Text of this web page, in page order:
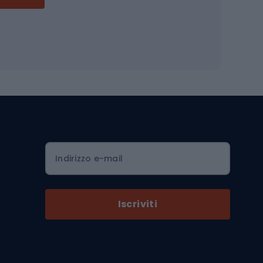
Sedili per cicli
Componenti per biciclette
Selle per biciclette
Pedali da bicicletta
Indirizzo e-mail
Iscriviti